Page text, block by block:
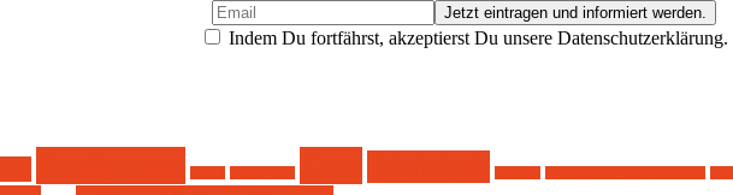
Indem Du fortfährst, akzeptierst Du unsere Datenschutzerklärung.